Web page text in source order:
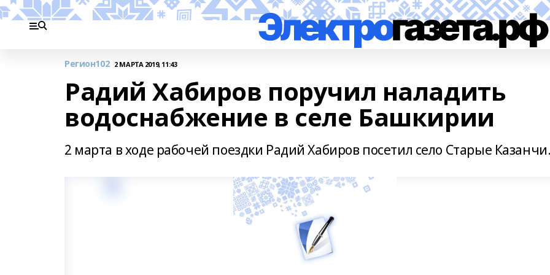
Регион102 2 МАРТА 2019, 11:43
Радий Хабиров поручил наладить
водоснабжение в селе Башкирии
2 марта в ходе рабочей поездки Радий Хабиров посетил село Старые